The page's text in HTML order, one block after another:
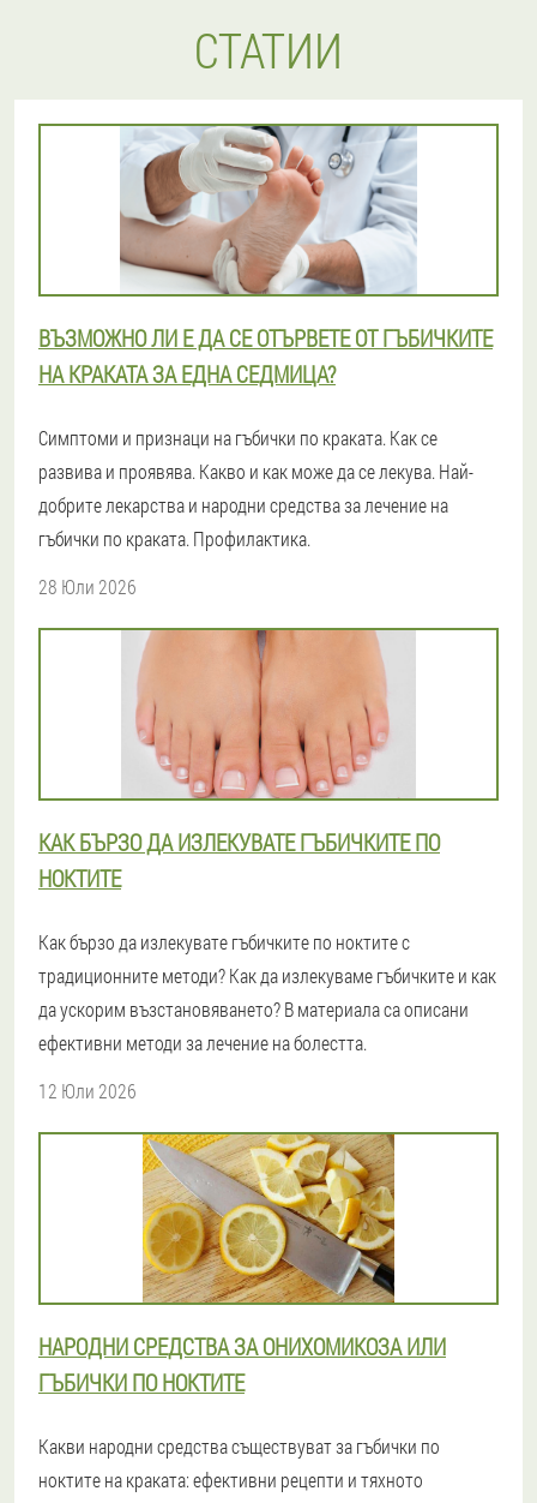
СТАТИИ
ВЪЗМОЖНО ЛИ Е ДА СЕ ОТЪРВЕТЕ ОТ ГЪБИЧКИТЕ
НА КРАКАТА ЗА ЕДНА СЕДМИЦА?
Симптоми и признаци на гъбички по краката. Как се
развива и проявява. Какво и как може да се лекува. Най-
добрите лекарства и народни средства за лечение на
гъбички по краката. Профилактика.
28 Юли 2026
КАК БЪРЗО ДА ИЗЛЕКУВАТЕ ГЪБИЧКИТЕ ПО
НОКТИТЕ
Как бързо да излекувате гъбичките по ноктите с
традиционните методи? Как да излекуваме гъбичките и как
да ускорим възстановяването? В материала са описани
ефективни методи за лечение на болестта.
12 Юли 2026
НАРОДНИ СРЕДСТВА ЗА ОНИХОМИКОЗА ИЛИ
ГЪБИЧКИ ПО НОКТИТЕ
Какви народни средства съществуват за гъбички по
ноктите на краката: ефективни рецепти и тяхното